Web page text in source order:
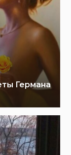
Германа